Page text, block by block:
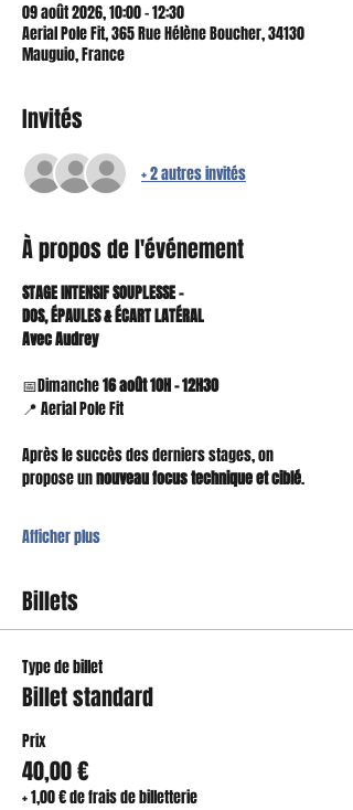
09 août 2026, 10:00 – 12:30
Aerial Pole Fit, 365 Rue Hélène Boucher, 34130
Mauguio, France
Invités
+ 2 autres invités
À propos de l'événement
STAGE INTENSIF SOUPLESSE –
DOS, ÉPAULES & ÉCART LATÉRAL
Avec Audrey
📅Dimanche 16 août 10H - 12H30
📍 Aerial Pole Fit
Après le succès des derniers stages, on
propose un nouveau focus technique et ciblé.
Afficher plus
Billets
Type de billet
Billet standard
Prix
40,00 €
+ 1,00 € de frais de billetterie